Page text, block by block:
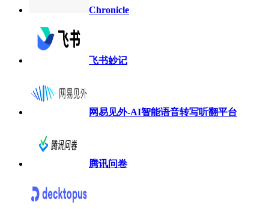
Chronicle
飞书妙记
网易见外-AI智能语音转写听翻平台
腾讯问卷